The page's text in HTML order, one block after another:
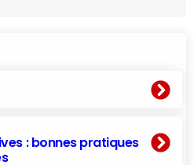
: bonnes pratiques